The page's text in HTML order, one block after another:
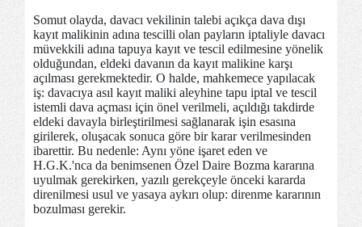
Somut olayda, davacı vekilinin talebi açıkça dava dışı
kayıt malikinin adına tescilli olan payların iptaliyle davacı
müvekkili adına tapuya kayıt ve tescil edilmesine yönelik
olduğundan, eldeki davanın da kayıt malikine karşı
açılması gerekmektedir. O halde, mahkemece yapılacak
iş: davacıya asıl kayıt maliki aleyhine tapu iptal ve tescil
istemli dava açması için önel verilmeli, açıldığı takdirde
eldeki davayla birleştirilmesi sağlanarak işin esasına
girilerek, oluşacak sonuca göre bir karar verilmesinden
ibarettir. Bu nedenle: Aynı yöne işaret eden ve
H.G.K.'nca da benimsenen Özel Daire Bozma kararına
uyulmak gerekirken, yazılı gerekçeyle önceki kararda
direnilmesi usul ve yasaya aykırı olup: direnme kararının
bozulması gerekir.